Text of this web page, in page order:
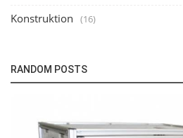
Konstruktion (16)
RANDOM POSTS